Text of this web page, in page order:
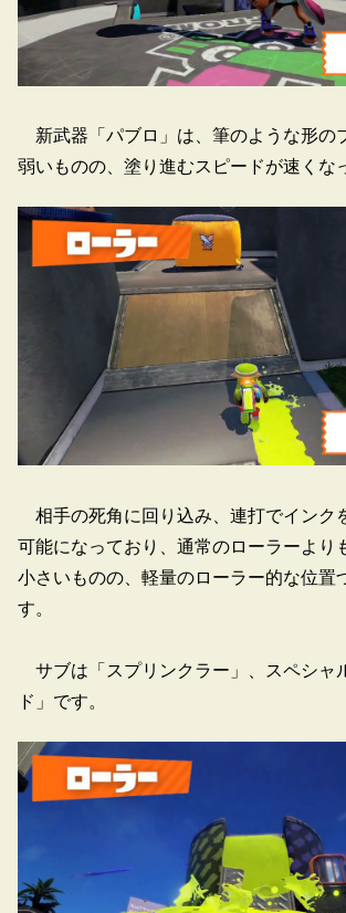
新武器「パブロ」は、筆のような形の
弱いものの、塗り進むスピードが速くな
相手の死角に回り込み、連打でインク
可能になっており、通常のローラーより
小さいものの、軽量のローラー的な位置
す。
サブは「スプリンクラー」、スペシャ
ド」です。